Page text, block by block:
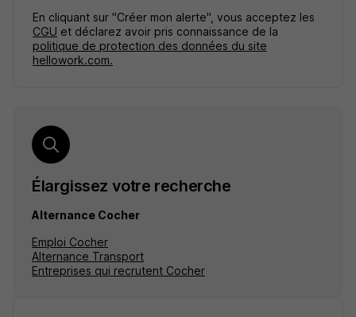
En cliquant sur "Créer mon alerte", vous acceptez les
CGU et déclarez avoir pris connaissance de la
politique de protection des données du site
hellowork.com.
Élargissez votre recherche
Alternance Cocher
Emploi Cocher
Alternance Transport
Entreprises qui recrutent Cocher